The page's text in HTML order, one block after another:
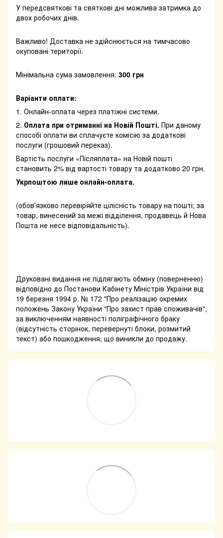
У передсвяткові та святкові дні можлива затримка до
двох робочих днів.
Важливо! Доставка не здійснюється на тимчасово
окуповані території.
Мінімальна сума замовлення: 300 грн
Варіанти оплати:
1. Онлайн-оплата через платіжні системи.
2. Оплата при отриманні на Новій Пошті. При даному
способі оплати ви сплачуєте комісію за додаткові
послуги (грошовий переказ).
Вартість послуги «Післяплата» на Новій пошті
становить 2% від вартості товару та додатково 20 грн.
Укрпоштою лише онлайн-оплата.
(обовʼязково перевіряйте цілісність товару на пошті; за
товар, винесений за межі відділення, продавець й Нова
Пошта не несе відповідальність).
Друковані видання не підлягають обміну (поверненню)
відповідно до Постанови Кабінету Міністрів України від
19 березня 1994 р. № 172 "Про реалізацію окремих
положень Закону України "Про захист прав споживачів",
за виключенням наявності поліграфічного браку
(відсутність сторінок, перевернуті блоки, розмитий
текст) або пошкодження, що виникли до продажу.